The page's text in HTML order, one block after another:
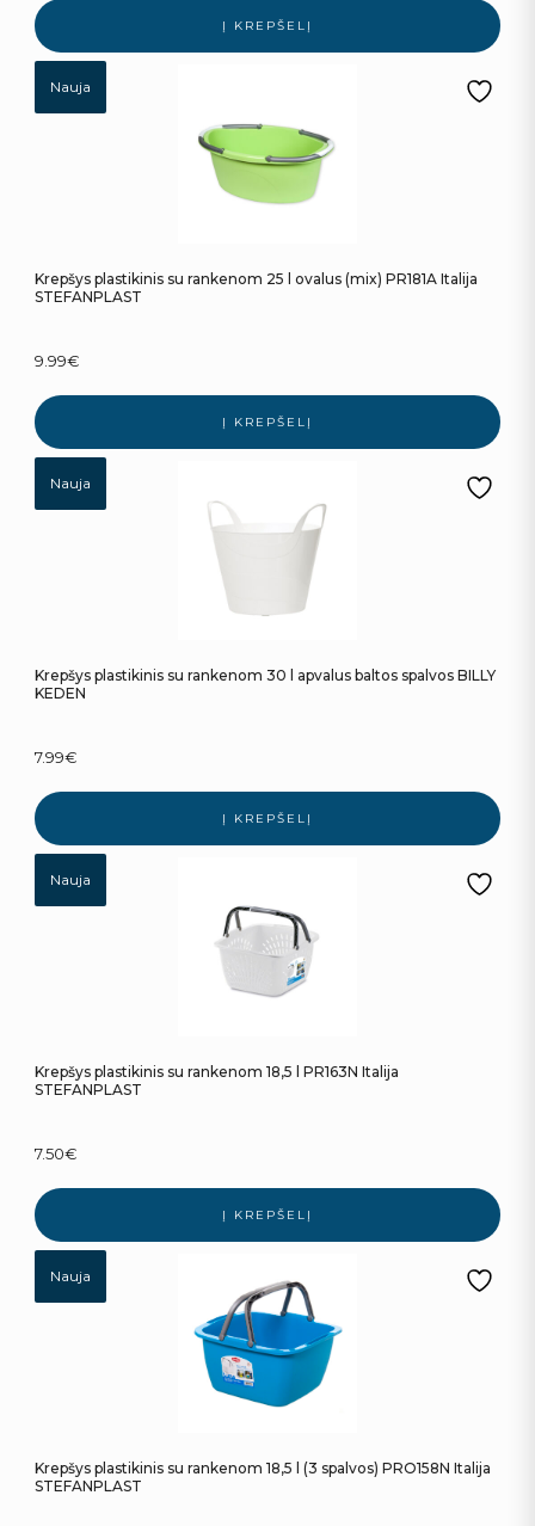
Į KREPŠELĮ
Nauja
Krepšys plastikinis su rankenom 25 l ovalus (mix) PR181A Italija
STEFANPLAST
9.99€
Į KREPŠELĮ
Nauja
Krepšys plastikinis su rankenom 30 l apvalus baltos spalvos BILLY
KEDEN
7.99€
Į KREPŠELĮ
Nauja
Krepšys plastikinis su rankenom 18,5 l PR163N Italija
STEFANPLAST
7.50€
Į KREPŠELĮ
Nauja
Krepšys plastikinis su rankenom 18,5 l (3 spalvos) PRO158N Italija
STEFANPLAST